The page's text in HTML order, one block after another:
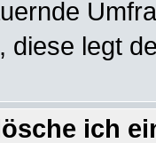
diese legt
ich